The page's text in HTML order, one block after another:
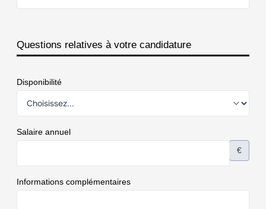
Questions relatives à votre candidature
Disponibilité
Salaire annuel
€
Informations complémentaires